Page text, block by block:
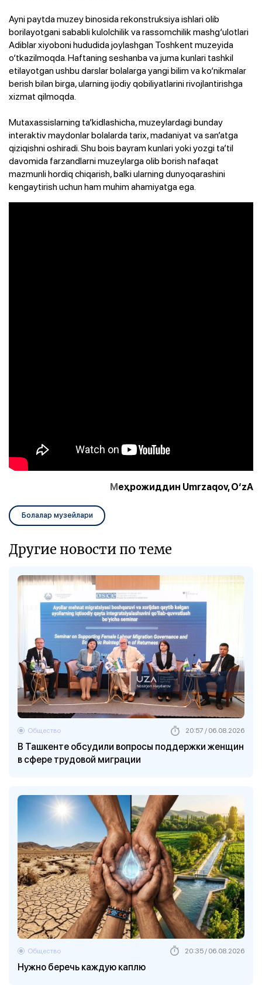
Ayni paytda muzey binosida rekonstruksiya ishlari olib
borilayotgani sababli kulolchilik va rassomchilik mashg‘ulotlari
Adiblar xiyoboni hududida joylashgan Toshkent muzeyida
o‘tkazilmoqda. Haftaning seshanba va juma kunlari tashkil
etilayotgan ushbu darslar bolalarga yangi bilim va ko‘nikmalar
berish bilan birga, ularning ijodiy qobiliyatlarini rivojlantirishga
xizmat qilmoqda.
Mutaxassislarning ta’kidlashicha, muzeylardagi bunday
interaktiv maydonlar bolalarda tarix, madaniyat va san’atga
qiziqishni oshiradi. Shu bois bayram kunlari yoki yozgi ta’til
davomida farzandlarni muzeylarga olib borish nafaqat
mazmunli hordiq chiqarish, balki ularning dunyoqarashini
kengaytirish uchun ham muhim ahamiyatga ega.
Меҳрожиддин Umrzaqov, O‘zA
Болалар музейлари
Другие новости по теме
В Ташкенте обсудили вопросы поддержки женщин
в сфере трудовой миграции
Общество 20:57 / 06.08.2026
Нужно беречь каждую каплю
Общество 20:35 / 06.08.2026